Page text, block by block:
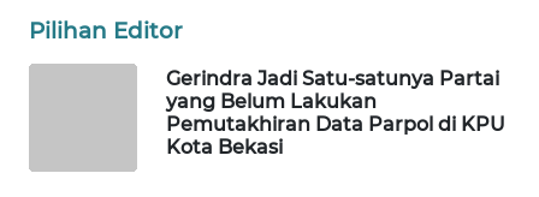
Pilihan Editor
Gerindra Jadi Satu-satunya Partai
yang Belum Lakukan
Pemutakhiran Data Parpol di KPU
Kota Bekasi
WALINKI